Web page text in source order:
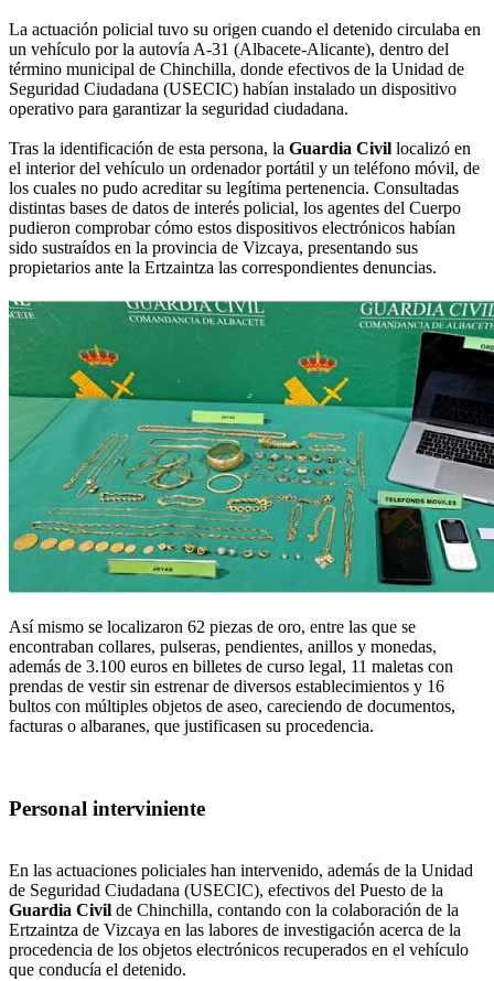
La actuación policial tuvo su origen cuando el detenido circulaba en
un vehículo por la autovía A-31 (Albacete-Alicante), dentro del
término municipal de Chinchilla, donde efectivos de la Unidad de
Seguridad Ciudadana (USECIC) habían instalado un dispositivo
operativo para garantizar la seguridad ciudadana.
Tras la identificación de esta persona, la Guardia Civil localizó en
el interior del vehículo un ordenador portátil y un teléfono móvil, de
los cuales no pudo acreditar su legítima pertenencia. Consultadas
distintas bases de datos de interés policial, los agentes del Cuerpo
pudieron comprobar cómo estos dispositivos electrónicos habían
sido sustraídos en la provincia de Vizcaya, presentando sus
propietarios ante la Ertzaintza las correspondientes denuncias.
Así mismo se localizaron 62 piezas de oro, entre las que se
encontraban collares, pulseras, pendientes, anillos y monedas,
además de 3.100 euros en billetes de curso legal, 11 maletas con
prendas de vestir sin estrenar de diversos establecimientos y 16
bultos con múltiples objetos de aseo, careciendo de documentos,
facturas o albaranes, que justificasen su procedencia.
Personal interviniente
En las actuaciones policiales han intervenido, además de la Unidad
de Seguridad Ciudadana (USECIC), efectivos del Puesto de la
Guardia Civil de Chinchilla, contando con la colaboración de la
Ertzaintza de Vizcaya en las labores de investigación acerca de la
procedencia de los objetos electrónicos recuperados en el vehículo
que conducía el detenido.